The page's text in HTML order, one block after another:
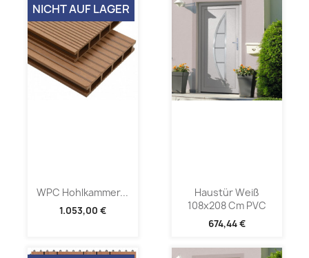
WPC Hohlkammer...
1.053,00 €
NICHT AUF LAGER
Haustür Weiß
108x208 Cm PVC
674,44 €